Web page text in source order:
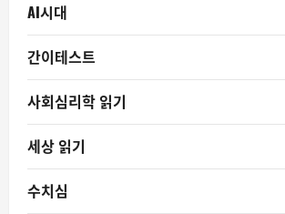
AI시대
간이테스트
사회심리학 읽기
세상 읽기
수치심